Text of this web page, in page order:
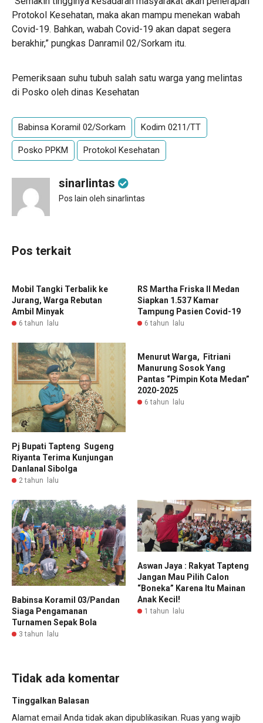
Protokol Kesehatan, maka akan mampu menekan wabah
Covid-19. Bahkan, wabah Covid-19 akan dapat segera
berakhir,” pungkas Danramil 02/Sorkam itu.
Pemeriksaan suhu tubuh salah satu warga yang melintas
di Posko oleh dinas Kesehatan
Babinsa Koramil 02/Sorkam Kodim 0211/TT
Posko PPKM Protokol Kesehatan
sinarlintas
Pos lain oleh sinarlintas
Pos terkait
Mobil Tangki Terbalik ke
Jurang, Warga Rebutan
Ambil Minyak
6 tahun lalu
RS Martha Friska II Medan
Siapkan 1.537 Kamar
Tampung Pasien Covid-19
6 tahun lalu
Pj Bupati Tapteng Sugeng
Riyanta Terima Kunjungan
Danlanal Sibolga
2 tahun lalu
Menurut Warga, Fitriani
Manurung Sosok Yang
Pantas “Pimpin Kota Medan”
2020-2025
6 tahun lalu
Babinsa Koramil 03/Pandan
Siaga Pengamanan
Turnamen Sepak Bola
3 tahun lalu
Aswan Jaya : Rakyat Tapteng
Jangan Mau Pilih Calon
“Boneka” Karena Itu Mainan
Anak Kecil!
1 tahun lalu
Tidak ada komentar
Tinggalkan Balasan
Alamat email Anda tidak akan dipublikasikan. Ruas yang wajib